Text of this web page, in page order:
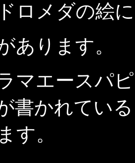
ロメダの絵
あります。
ラマエースパ
書かれてい
す。